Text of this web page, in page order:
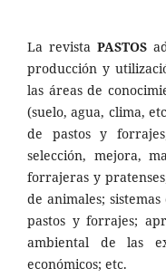
La revista PASTOS
producción y
las áreas de
(suelo, agua, clima,
de pastos y
selección, mejora,
forrajeras y
de animales;
pastos y forrajes;
ambiental de las
económicos; etc.